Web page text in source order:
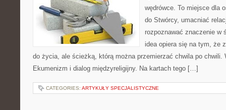
wędrówce. To miejsce dla
do Stwórcy, umacniać
rozpoznawać znaczenie w
idea opiera się na tym, że
do życia, ale ścieżką, którą można przemierzać chwila po chwili.
Ekumenizm i dialog międzyreligijny. Na kartach tego […]
CATEGORIES: ARTYKUŁY SPECJALISTYCZNE